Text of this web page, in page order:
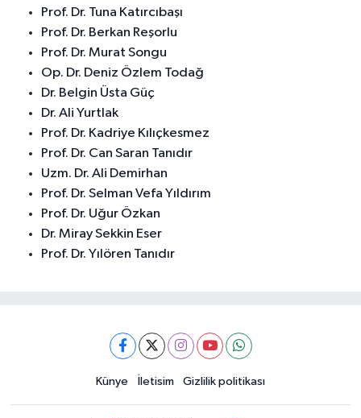
Prof. Dr. Tuna Katırcıbaşı
Prof. Dr. Berkan Reşorlu
Prof. Dr. Murat Songu
Op. Dr. Deniz Özlem Todağ
Dr. Belgin Üsta Güç
Dr. Ali Yurtlak
Prof. Dr. Kadriye Kılıçkesmez
Prof. Dr. Can Saran Tanıdır
Uzm. Dr. Ali Demirhan
Prof. Dr. Selman Vefa Yıldırım
Prof. Dr. Uğur Özkan
Dr. Miray Sekkin Eser
Prof. Dr. Yılören Tanıdır
Künye İletisim Gizlilik politikası